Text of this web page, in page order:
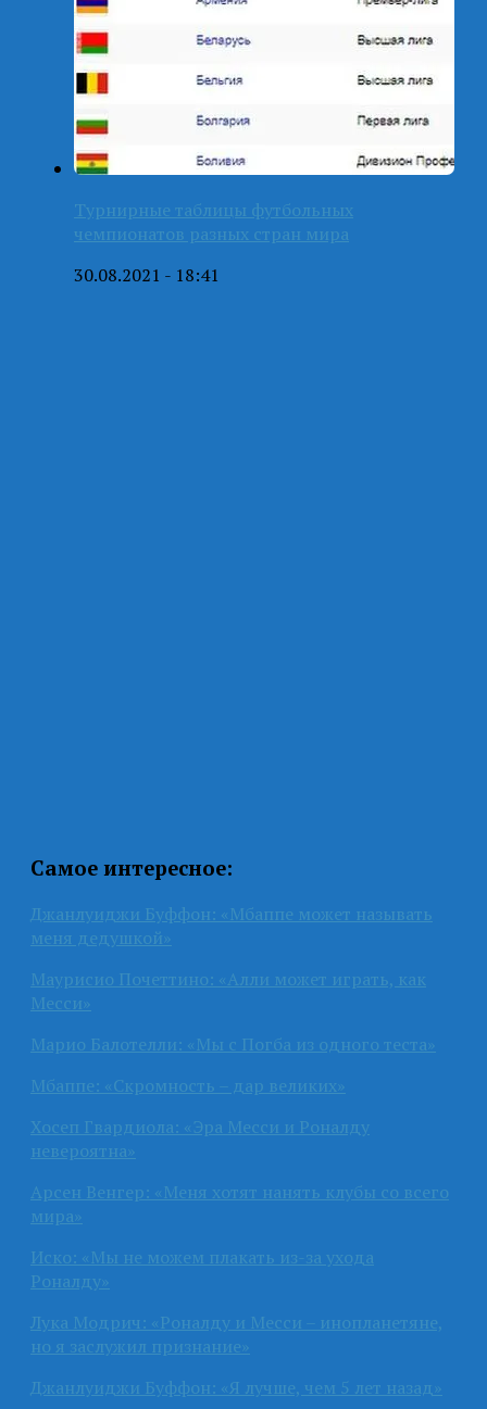
Турнирные таблицы футбольных
чемпионатов разных стран мира
30.08.2021 - 18:41
Самое интересное:
Джанлуиджи Буффон: «Мбаппе может называть
меня дедушкой»
Маурисио Почеттино: «Алли может играть, как
Месси»
Марио Балотелли: «Мы с Погба из одного теста»
Мбаппе: «Скромность – дар великих»
Хосеп Гвардиола: «Эра Месси и Роналду
невероятна»
Арсен Венгер: «Меня хотят нанять клубы со всего
мира»
Иско: «Мы не можем плакать из-за ухода
Роналду»
Лука Модрич: «Роналду и Месси – инопланетяне,
но я заслужил признание»
Джанлуиджи Буффон: «Я лучше, чем 5 лет назад»